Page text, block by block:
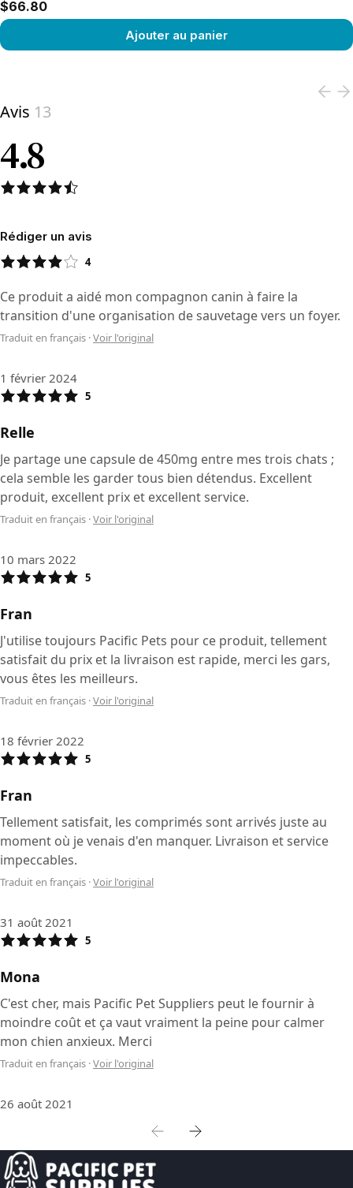
$66.80
Ajouter au panier
Avis 13
4.8
Rédiger un avis
4
Ce produit a aidé mon compagnon canin à faire la
transition d'une organisation de sauvetage vers un foyer.
Traduit en français ·Voir l'original
1 février 2024
5
Relle
Je partage une capsule de 450mg entre mes trois chats ;
cela semble les garder tous bien détendus. Excellent
produit, excellent prix et excellent service.
Traduit en français ·Voir l'original
10 mars 2022
5
Fran
J'utilise toujours Pacific Pets pour ce produit, tellement
satisfait du prix et la livraison est rapide, merci les gars,
vous êtes les meilleurs.
Traduit en français ·Voir l'original
18 février 2022
5
Fran
Tellement satisfait, les comprimés sont arrivés juste au
moment où je venais d'en manquer. Livraison et service
impeccables.
Traduit en français ·Voir l'original
31 août 2021
5
Mona
C'est cher, mais Pacific Pet Suppliers peut le fournir à
moindre coût et ça vaut vraiment la peine pour calmer
mon chien anxieux. Merci
Traduit en français ·Voir l'original
26 août 2021